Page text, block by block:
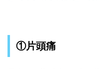
①片頭痛